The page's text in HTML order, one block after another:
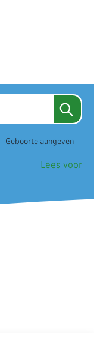
Geboorte aangeven
Lees voor